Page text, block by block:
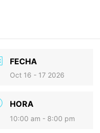
FECHA
Oct 16 - 17 2026
HORA
10:00 am - 8:00 pm